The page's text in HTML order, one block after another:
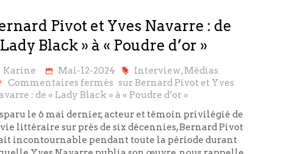
Pivot et Yves Navarre : de
Black » à « Poudre d’or »
Karine Mai-12-2024 Interview,Médias
Commentaires fermés sur Bernard Pivot et Yves
: de « Lady Black » à « Poudre d’or »
le 6 mai dernier, acteur et témoin privilégié de
littéraire sur près de six décennies, Bernard Pivot
incontournable pendant toute la période durant